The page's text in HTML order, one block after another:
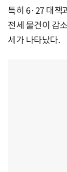
특히 6·27 대책
전세 물건이 감
세가 나타났다.